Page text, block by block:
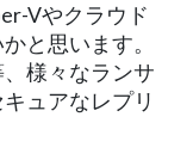
Vやクラウド
と思います。
様々なランサ
ュアなレプリ